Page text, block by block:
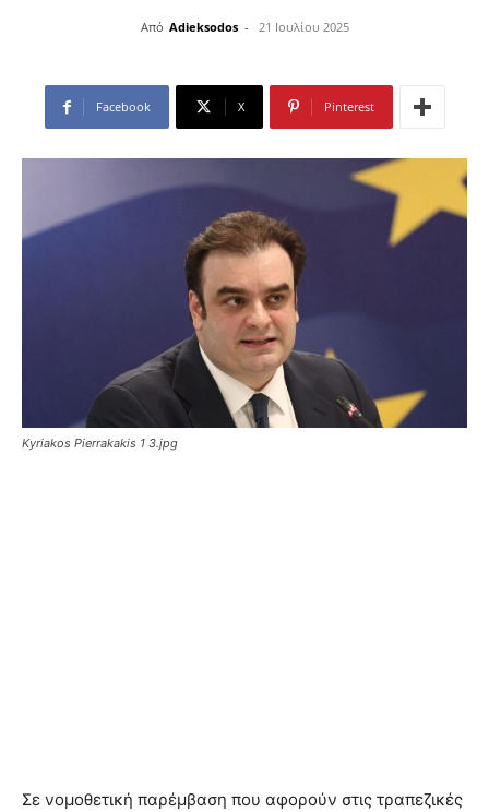
Από Adieksodos - 21 Ιουλίου 2025
Facebook X Pinterest
Kyriakos Pierrakakis 1 3.jpg
Σε νομοθετική παρέμβαση που αφορούν στις τραπεζικές